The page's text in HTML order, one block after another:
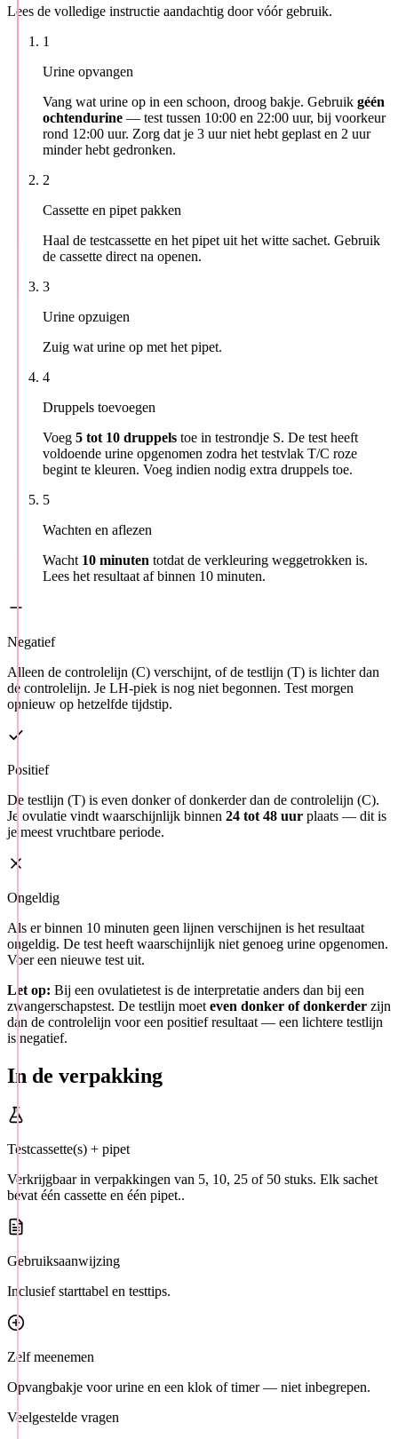
Lees de volledige instructie aandachtig door vóór gebruik.
1
Urine opvangen
Vang wat urine op in een schoon, droog bakje. Gebruik géén
ochtendurine — test tussen 10:00 en 22:00 uur, bij voorkeur
rond 12:00 uur. Zorg dat je 3 uur niet hebt geplast en 2 uur
minder hebt gedronken.
2
Cassette en pipet pakken
Haal de testcassette en het pipet uit het witte sachet. Gebruik
de cassette direct na openen.
3
Urine opzuigen
Zuig wat urine op met het pipet.
4
Druppels toevoegen
Voeg 5 tot 10 druppels toe in testrondje S. De test heeft
voldoende urine opgenomen zodra het testvlak T/C roze
begint te kleuren. Voeg indien nodig extra druppels toe.
5
Wachten en aflezen
Wacht 10 minuten totdat de verkleuring weggetrokken is.
Lees het resultaat af binnen 10 minuten.
Negatief
Alleen de controlelijn (C) verschijnt, of de testlijn (T) is lichter dan
de controlelijn. Je LH-piek is nog niet begonnen. Test morgen
opnieuw op hetzelfde tijdstip.
Positief
De testlijn (T) is even donker of donkerder dan de controlelijn (C).
Je ovulatie vindt waarschijnlijk binnen 24 tot 48 uur plaats — dit is
je meest vruchtbare periode.
Ongeldig
Als er binnen 10 minuten geen lijnen verschijnen is het resultaat
ongeldig. De test heeft waarschijnlijk niet genoeg urine opgenomen.
Voer een nieuwe test uit.
Let op: Bij een ovulatietest is de interpretatie anders dan bij een
zwangerschapstest. De testlijn moet even donker of donkerder zijn
dan de controlelijn voor een positief resultaat — een lichtere testlijn
is negatief.
In de verpakking
Testcassette(s) + pipet
Verkrijgbaar in verpakkingen van 5, 10, 25 of 50 stuks. Elk sachet
bevat één cassette en één pipet..
Gebruiksaanwijzing
Inclusief starttabel en testtips.
Zelf meenemen
Opvangbakje voor urine en een klok of timer — niet inbegrepen.
Veelgestelde vragen